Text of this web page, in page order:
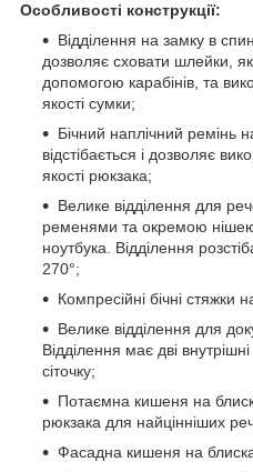
Особливості конструкції:
Відділення на замку в
дозволяє сховати шлейки,
допомогою карабінів, та
якості сумки;
Бічний наплічний ремінь
відстібається і дозволяє
якості рюкзака;
Велике відділення для
ременями та окремою
ноутбука. Відділення
270°;
Компресійні бічні стяжки
Велике відділення для
Відділення має дві
сіточку;
Потаємна кишеня на
рюкзака для найцінніших
Фасадна кишеня на